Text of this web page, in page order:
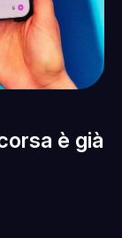
è già